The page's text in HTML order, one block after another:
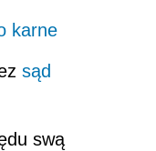
karne
sąd
swą